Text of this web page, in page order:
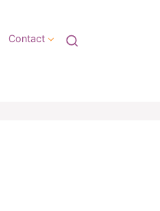
Contact